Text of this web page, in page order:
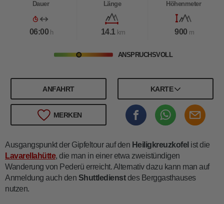
Dauer
06:00 h
Länge
14.1 km
Höhenmeter
900 m
ANSPRUCHSVOLL
ANFAHRT KARTE
MERKEN
Ausgangspunkt der Gipfeltour auf den Heiligkreuzkofel ist die
Lavarellahütte, die man in einer etwa zweistündigen
Wanderung von Pederü erreicht. Alternativ dazu kann man auf
Anmeldung auch den Shuttledienstdes Berggasthauses
nutzen.